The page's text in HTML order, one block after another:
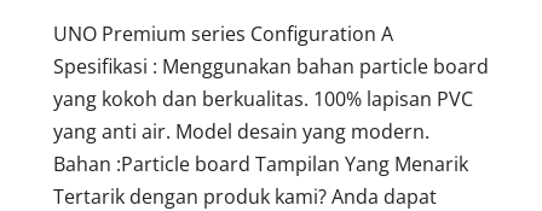
UNO Premium series Configuration A
Spesifikasi : Menggunakan bahan particle board
yang kokoh dan berkualitas. 100% lapisan PVC
yang anti air. Model desain yang modern.
Bahan :Particle board Tampilan Yang Menarik
Tertarik dengan produk kami? Anda dapat